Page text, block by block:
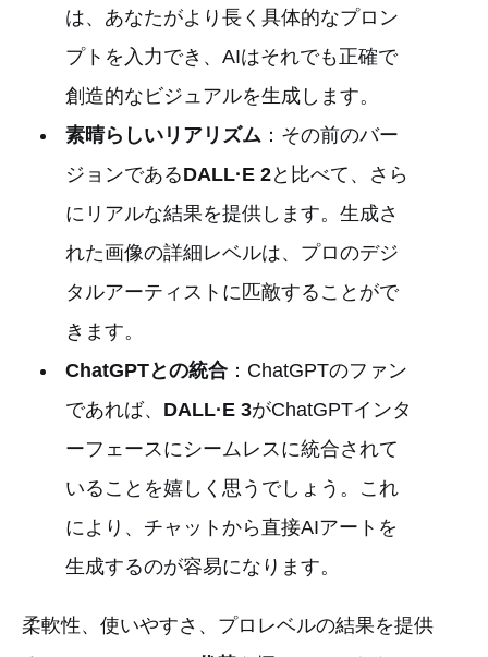
は、あなたがより長く具体的なプロン
プトを入力でき、AIはそれでも正確で
創造的なビジュアルを生成します。
素晴らしいリアリズム ：その前のバー
ジョンであるDALL·E 2と比べて、さら
にリアルな結果を提供します。生成さ
れた画像の詳細レベルは、プロのデジ
タルアーティストに匹敵することがで
きます。
ChatGPTとの統合：ChatGPTのファン
であれば、 DALL·E 3がChatGPTインタ
ーフェースにシームレスに統合されて
いることを嬉しく思うでしょう。これ
により、チャットから直接AIアートを
生成するのが容易になります。
柔軟性、使いやすさ、プロレベルの結果を提供